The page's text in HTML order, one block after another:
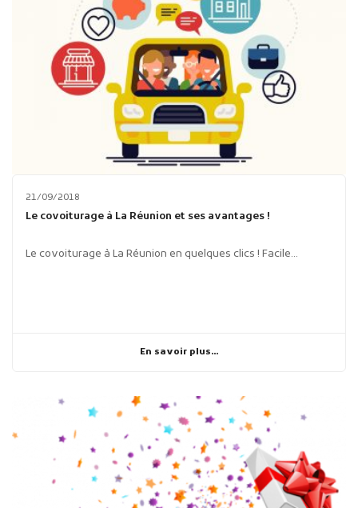
21/09/2018
Le covoiturage à La Réunion et ses avantages !
Le covoiturage à La Réunion en quelques clics ! Facile...
En savoir plus...